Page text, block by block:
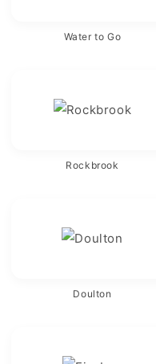
Water to Go
Rockbrook
Doulton